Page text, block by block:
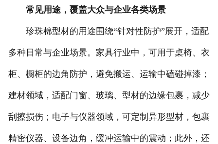
常见用途，覆盖大众与企业各类场景
珍珠棉型材的用途围绕“针对性防护”展开，适配
多种日常与企业场景。家具行业中，可用于桌椅、衣
柜、橱柜的边角防护，避免搬运、运输中磕碰掉漆；
建材领域，适配门窗、玻璃、型材的边缘包裹，减少
刮擦损伤；电子与仪器领域，可定制异形型材，包裹
精密仪器、设备边角，缓冲运输中的震动；此外，还